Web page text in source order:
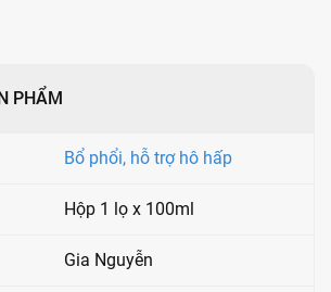
PHẨM
Bổ phổi, hỗ trợ hô hấp
Hộp 1 lọ x 100ml
Gia Nguyễn